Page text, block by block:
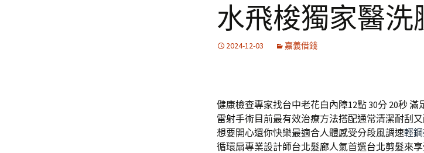
水飛梭獨家醫洗
2024-12-03 嘉義借錢
健康檢查專家找台中老花白內障12點 30分 20秒滿
雷射手術目前最有效治療方法搭配通常清潔耐刮
想要開心還你快樂最適合人體感受分段風調速輕
循環扇專業設計師台北髮廊人氣首選台北剪髮來